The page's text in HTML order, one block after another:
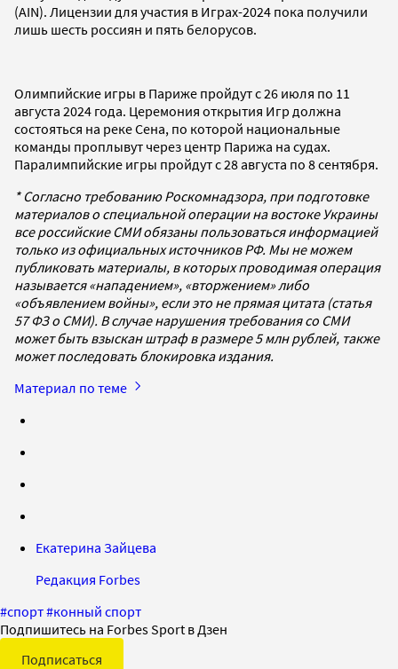
(AIN). Лицензии для участия в Играх-2024 пока получили
лишь шесть россиян и пять белорусов.
Олимпийские игры в Париже пройдут с 26 июля по 11
августа 2024 года. Церемония открытия Игр должна
состояться на реке Сена, по которой национальные
команды проплывут через центр Парижа на судах.
Паралимпийские игры пройдут с 28 августа по 8 сентября.
* Согласно требованию Роскомнадзора, при подготовке
материалов о специальной операции на востоке Украины
все российские СМИ обязаны пользоваться информацией
только из официальных источников РФ. Мы не можем
публиковать материалы, в которых проводимая операция
называется «нападением», «вторжением» либо
«объявлением войны», если это не прямая цитата (статья
57 ФЗ о СМИ). В случае нарушения требования со СМИ
может быть взыскан штраф в размере 5 млн рублей, также
может последовать блокировка издания.
Материал по теме
Екатерина Зайцева
Редакция Forbes
#спорт#конный спорт
Подпишитесь на Forbes Sport в Дзен
Подписаться